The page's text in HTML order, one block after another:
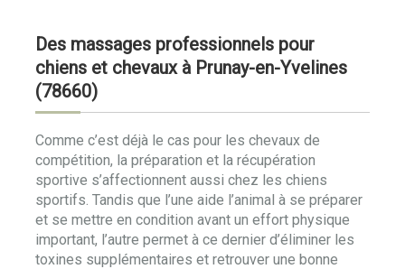
Des massages professionnels pour
chiens et chevaux à Prunay-en-Yvelines
(78660)
Comme c’est déjà le cas pour les chevaux de
compétition, la préparation et la récupération
sportive s’affectionnent aussi chez les chiens
sportifs. Tandis que l’une aide l’animal à se préparer
et se mettre en condition avant un effort physique
important, l’autre permet à ce dernier d’éliminer les
toxines supplémentaires et retrouver une bonne